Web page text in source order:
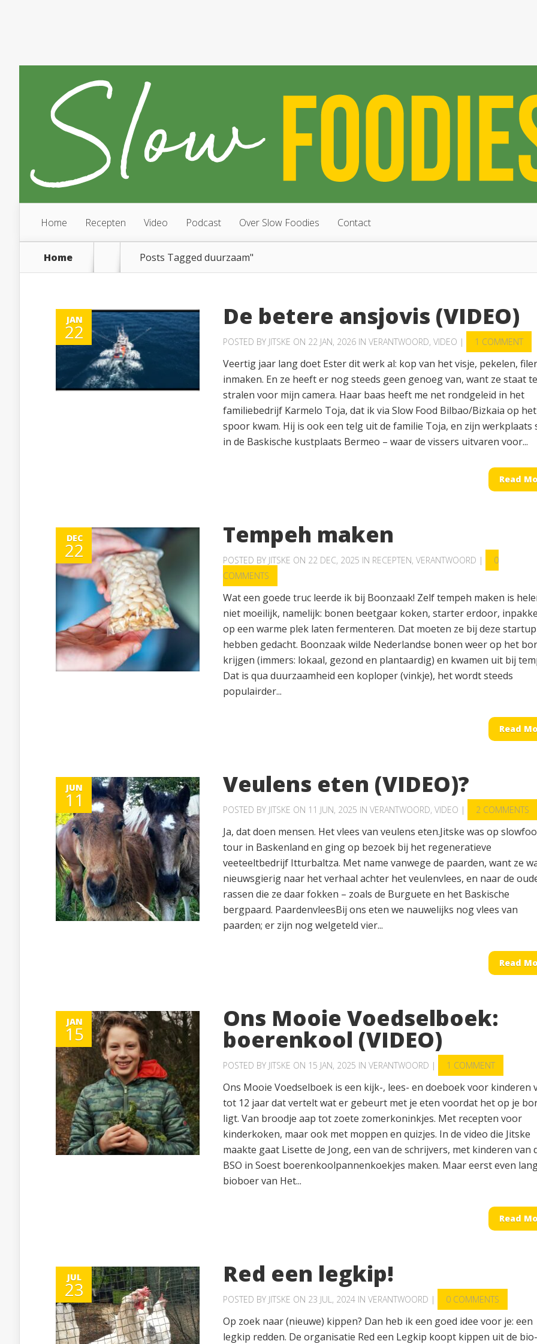
Home Recepten Video Podcast Over Slow Foodies Contact
Home Posts Tagged duurzaam"
JAN
22
De betere ansjovis (VIDEO)
POSTED BY JITSKE ON 22 JAN, 2026 IN VERANTWOORD, VIDEO | 1 COMMENT
Veertig jaar lang doet Ester dit werk al: kop van het visje, pekelen,
inmaken. En ze heeft er nog steeds geen genoeg van, want ze staat te
stralen voor mijn camera. Haar baas heeft me net rondgeleid in het
familiebedrijf Karmelo Toja, dat ik via Slow Food Bilbao/Bizkaia op het
spoor kwam. Hij is ook een telg uit de familie Toja, en zijn werkplaats
in de Baskische kustplaats Bermeo – waar de vissers uitvaren voor...
Read
DEC
22
Tempeh maken
POSTED BY JITSKE ON 22 DEC, 2025 IN RECEPTEN, VERANTWOORD |
0
COMMENTS
Wat een goede truc leerde ik bij Boonzaak! Zelf tempeh maken is
niet moeilijk, namelijk: bonen beetgaar koken, starter erdoor,
op een warme plek laten fermenteren. Dat moeten ze bij deze
hebben gedacht. Boonzaak wilde Nederlandse bonen weer op het
krijgen (immers: lokaal, gezond en plantaardig) en kwamen uit bij
Dat is qua duurzaamheid een koploper (vinkje), het wordt steeds
populairder...
Read
JUN
11
Veulens eten (VIDEO)?
POSTED BY JITSKE ON 11 JUN, 2025 IN VERANTWOORD, VIDEO | 2 COMMENTS
Ja, dat doen mensen. Het vlees van veulens eten.Jitske was op
tour in Baskenland en ging op bezoek bij het regeneratieve
veeteeltbedrijf Itturbaltza. Met name vanwege de paarden, want ze
nieuwsgierig naar het verhaal achter het veulenvlees, en naar de
rassen die ze daar fokken – zoals de Burguete en het Baskische
bergpaard. PaardenvleesBij ons eten we nauwelijks nog vlees van
paarden; er zijn nog welgeteld vier...
Read
JAN
15
Ons Mooie Voedselboek:
boerenkool (VIDEO)
POSTED BY JITSKE ON 15 JAN, 2025 IN VERANTWOORD | 1 COMMENT
Ons Mooie Voedselboek is een kijk-, lees- en doeboek voor kinderen
tot 12 jaar dat vertelt wat er gebeurt met je eten voordat het op je
ligt. Van broodje aap tot zoete zomerkoninkjes. Met recepten voor
kinderkoken, maar ook met moppen en quizjes. In de video die Jitske
maakte gaat Lisette de Jong, een van de schrijvers, met kinderen van
BSO in Soest boerenkoolpannenkoekjes maken. Maar eerst even
bioboer van Het...
Read
JUL
23
Red een legkip!
POSTED BY JITSKE ON 23 JUL, 2024 IN VERANTWOORD | 0 COMMENTS
Op zoek naar (nieuwe) kippen? Dan heb ik een goed idee voor je: een
legkip redden. De organisatie Red een Legkip koopt kippen uit de bio-